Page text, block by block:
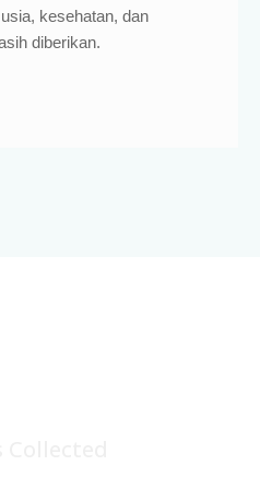
kesehatan, dan
diberikan.